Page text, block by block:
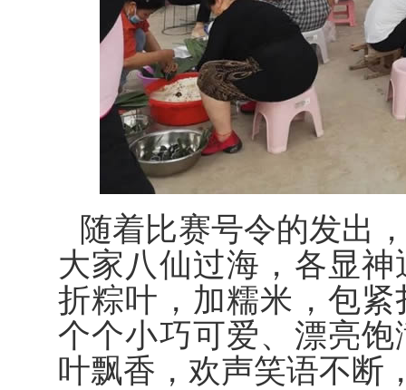
随着比赛号令的发出
大家八仙过海，各显
折粽叶，加糯米，包
个个小巧可爱、漂亮
叶飘香，欢声笑语不断